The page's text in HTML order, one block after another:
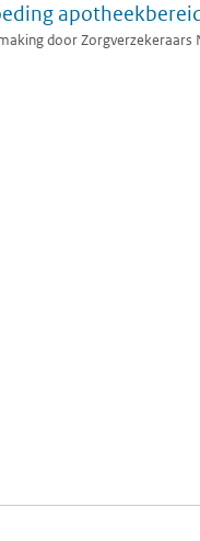
door Zorgverzekeraars